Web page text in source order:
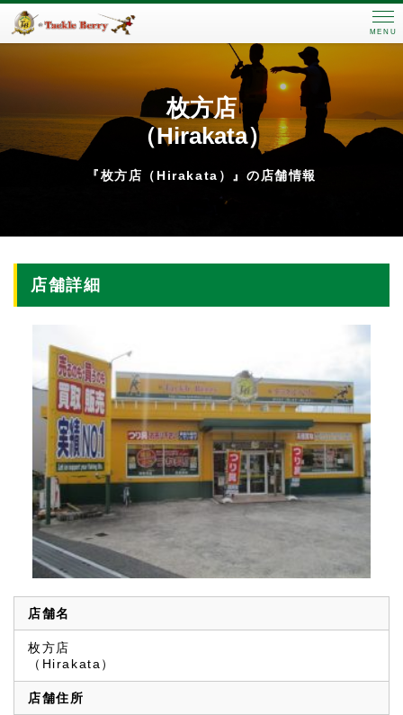
MENU
枚方店
（Hirakata）
『枚方店（Hirakata）』の店舗情報
店舗詳細
店舗名
枚方店
（Hirakata）
店舗住所